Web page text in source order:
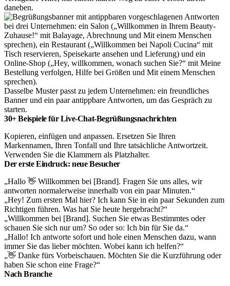
daneben.
Dasselbe Muster passt zu jedem Unternehmen: ein freundliches
Banner und ein paar antippbare Antworten, um das Gespräch zu
starten.
30+ Beispiele für Live-Chat-Begrüßungsnachrichten
Kopieren, einfügen und anpassen. Ersetzen Sie Ihren
Markennamen, Ihren Tonfall und Ihre tatsächliche Antwortzeit.
Verwenden Sie die Klammern als Platzhalter.
Der erste Eindruck: neue Besucher
„Hallo 👋 Willkommen bei [Brand]. Fragen Sie uns alles, wir
antworten normalerweise innerhalb von ein paar Minuten.“
„Hey! Zum ersten Mal hier? Ich kann Sie in ein paar Sekunden zum
Richtigen führen. Was hat Sie heute hergebracht?“
„Willkommen bei [Brand]. Suchen Sie etwas Bestimmtes oder
schauen Sie sich nur um? So oder so: Ich bin für Sie da.“
„Hallo! Ich antworte sofort und hole einen Menschen dazu, wann
immer Sie das lieber möchten. Wobei kann ich helfen?“
„👋 Danke fürs Vorbeischauen. Möchten Sie die Kurzführung oder
haben Sie schon eine Frage?“
Nach Branche